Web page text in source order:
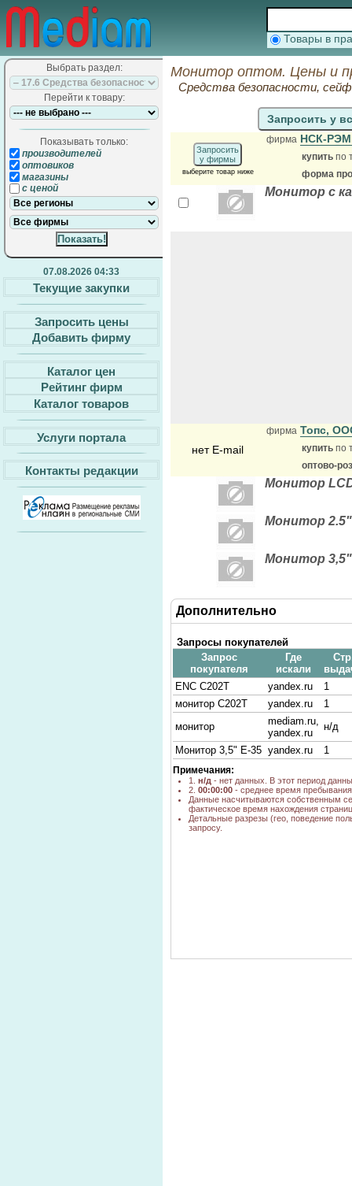
Товары в
Выбрать раздел:
Перейти к товару:
Показывать только:
производителей
оптовиков
магазины
с ценой
07.08.2026 04:33
Текущие закупки
Запросить цены
Добавить фирму
Каталог цен
Рейтинг фирм
Каталог товаров
Услуги портала
Контакты редакции
Монитор оптом. Цены и
Средства безопасности,
Запросить у
Запросить
у фирмы
выберите товар ниже
фирма НСК-
купить по
форма
Монитор с
нет E-mail
фирма Топс,
купить по
оптово-
Монитор
Монитор 2.5"
Монитор 3,5"
Дополнительно
Запросы покупателей
Запрос
покупателя
Где
искали
ENC C202T
yandex.ru
1
монитор C202T
yandex.ru
1
монитор
mediam.ru,
yandex.ru
н/д
Монитор 3,5" E-35 yandex.ru 1
Примечания:
1. н/д - нет данных. В этот период
2. 00:00:00 - среднее время
Данные насчитываются собственным
фактическое время нахождения
Детальные разрезы (гео, поведение
запросу.